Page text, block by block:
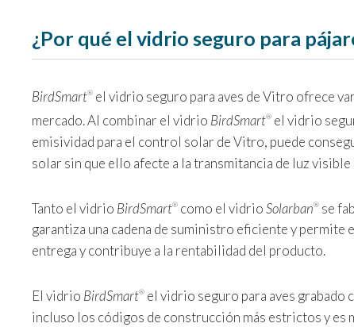
¿Por qué el vidrio seguro para
BirdSmart® el vidrio seguro para aves de Vitro ofrece
mercado. Al combinar el vidrio BirdSmart® el vidrio
emisividad para el control solar de Vitro, puede
solar sin que ello afecte a la transmitancia de luz
Tanto el vidrio BirdSmart® como el vidrioSolarban® se
garantiza una cadena de suministro eficiente y
entrega y contribuye a la rentabilidad del producto.
El vidrio BirdSmart® el vidrio seguro para aves grabado
incluso los códigos de construcción más estrictos y es